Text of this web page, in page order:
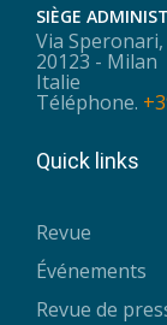
SIÈGE
Via Speronari,
20123 - Milan
Italie
Téléphone.
Quick links
Revue
Événements
Revue de